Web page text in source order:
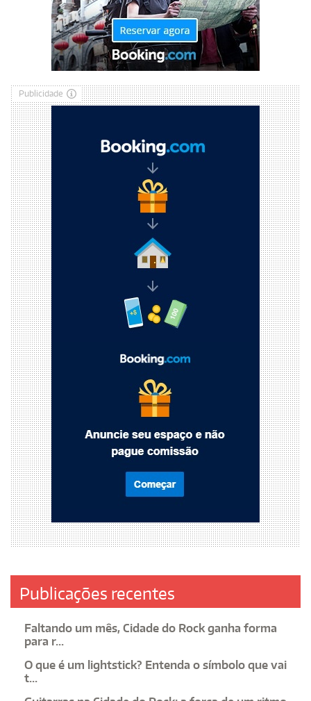
Publicidade
Publicações recentes
Faltando um mês, Cidade do Rock ganha forma
para r...
O que é um lightstick? Entenda o símbolo que vai
t...